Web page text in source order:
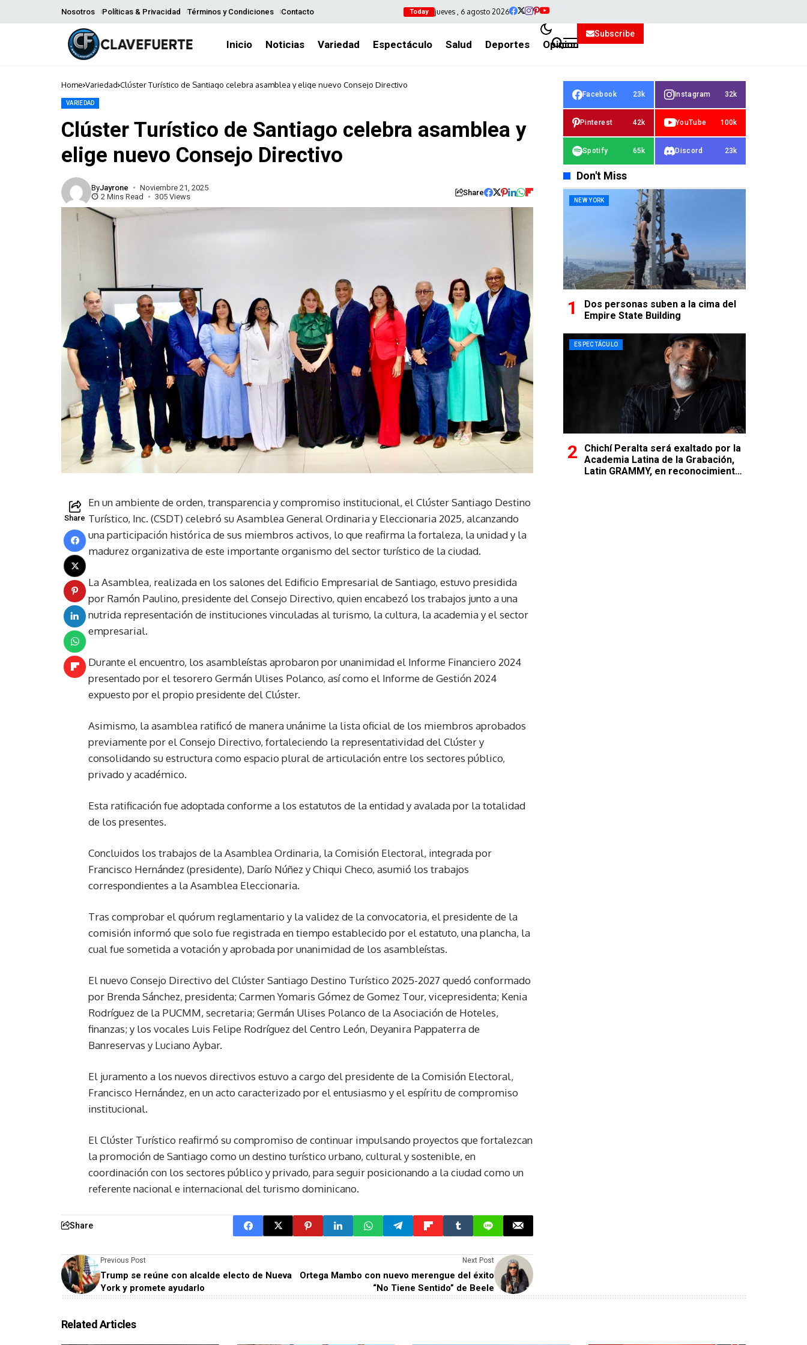
Nosotros Políticas & Privacidad Términos y Condiciones Contacto Today jueves , 6 agosto 2026
Inicio Noticias Variedad Espectáculo Salud Deportes Opinion
Subscribe
Home Variedad Clúster Turístico de Santiago celebra asamblea y elige nuevo Consejo Directivo
VARIEDAD
Clúster Turístico de Santiago celebra asamblea y
elige nuevo Consejo Directivo
ByJayrone
Noviembre 21, 2025
2 Mins Read
305 Views Share
Share
En un ambiente de orden, transparencia y compromiso institucional, el Clúster Santiago Destino
Turístico, Inc. (CSDT) celebró su Asamblea General Ordinaria y Eleccionaria 2025, alcanzando
una participación histórica de sus miembros activos, lo que reafirma la fortaleza, la unidad y la
madurez organizativa de este importante organismo del sector turístico de la ciudad.
La Asamblea, realizada en los salones del Edificio Empresarial de Santiago, estuvo presidida
por Ramón Paulino, presidente del Consejo Directivo, quien encabezó los trabajos junto a una
nutrida representación de instituciones vinculadas al turismo, la cultura, la academia y el sector
empresarial.
Durante el encuentro, los asambleístas aprobaron por unanimidad el Informe Financiero 2024
presentado por el tesorero Germán Ulises Polanco, así como el Informe de Gestión 2024
expuesto por el propio presidente del Clúster.
Asimismo, la asamblea ratificó de manera unánime la lista oficial de los miembros aprobados
previamente por el Consejo Directivo, fortaleciendo la representatividad del Clúster y
consolidando su estructura como espacio plural de articulación entre los sectores público,
privado y académico.
Esta ratificación fue adoptada conforme a los estatutos de la entidad y avalada por la totalidad
de los presentes.
Concluidos los trabajos de la Asamblea Ordinaria, la Comisión Electoral, integrada por
Francisco Hernández (presidente), Darío Núñez y Chiqui Checo, asumió los trabajos
correspondientes a la Asamblea Eleccionaria.
Tras comprobar el quórum reglamentario y la validez de la convocatoria, el presidente de la
comisión informó que solo fue registrada en tiempo establecido por el estatuto, una plancha, la
cual fue sometida a votación y aprobada por unanimidad de los asambleístas.
El nuevo Consejo Directivo del Clúster Santiago Destino Turístico 2025-2027 quedó conformado
por Brenda Sánchez, presidenta; Carmen Yomaris Gómez de Gomez Tour, vicepresidenta; Kenia
Rodríguez de la PUCMM, secretaria; Germán Ulises Polanco de la Asociación de Hoteles,
finanzas; y los vocales Luis Felipe Rodríguez del Centro León, Deyanira Pappaterra de
Banreservas y Luciano Aybar.
El juramento a los nuevos directivos estuvo a cargo del presidente de la Comisión Electoral,
Francisco Hernández, en un acto caracterizado por el entusiasmo y el espíritu de compromiso
institucional.
El Clúster Turístico reafirmó su compromiso de continuar impulsando proyectos que fortalezcan
la promoción de Santiago como un destino turístico urbano, cultural y sostenible, en
coordinación con los sectores público y privado, para seguir posicionando a la ciudad como un
referente nacional e internacional del turismo dominicano.
Share
Previous Post
Trump se reúne con alcalde electo de Nueva
York y promete ayudarlo
Next Post
Ortega Mambo con nuevo merengue del éxito
“No Tiene Sentido” de Beele
Facebook 23k Instagram 32k
Pinterest 42k YouTube 100k
Spotify 65k Discord 23k
Don't Miss
NEW YORK
Dos personas suben a la cima del
Empire State Building
ESPECTÁCULO
Chichí Peralta será exaltado por la
Academia Latina de la Grabación,
Latin GRAMMY, en reconocimiento
Related Articles